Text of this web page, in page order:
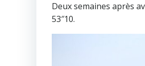
Deux semaines après
53″10.